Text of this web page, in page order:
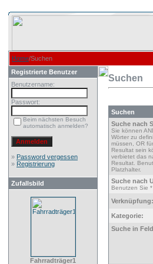
Home/Suchen
Registrierte Benutzer
Benutzername:
Passwort:
Beim nächsten Besuch
automatisch anmelden?
» Password vergessen
» Registrierung
Zufallsbild
Fahrradträger1
Suchen
Suchen
Suche nach
Sie können
Wörter zu
müssen, OR
Resultat sein
verbietet das
Resultat.
Platzhalter.
Suche nach
Benutzen Sie
Verknüpfung:
Kategorie:
Suche in